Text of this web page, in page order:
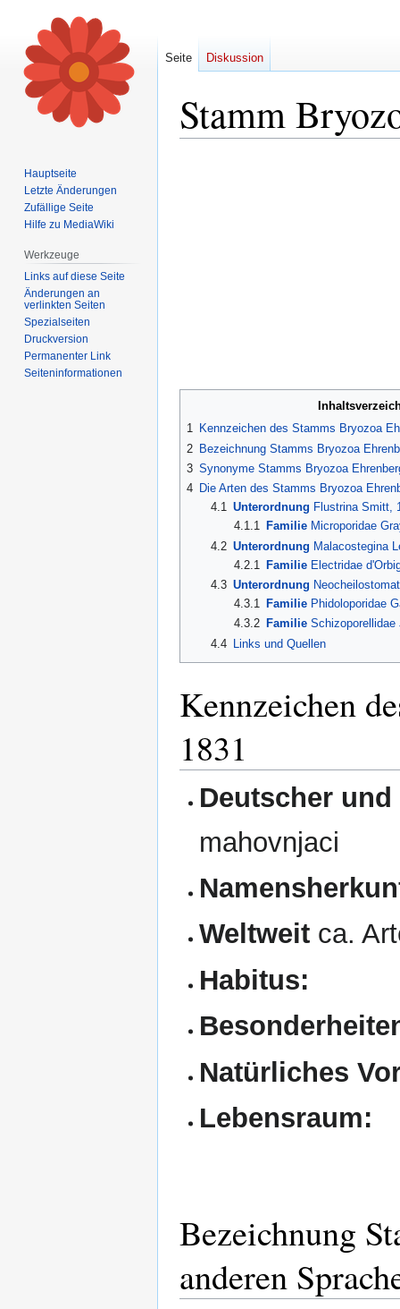
Stamm
1 Kennzeichen des Stamms Bryozoa
2 Bezeichnung Stamms Bryozoa
3 Synonyme Stamms Bryozoa
4 Die Arten des Stamms Bryozoa
4.1 Unterordnung Flustrina Smitt,
4.1.1 Familie Microporidae
4.2 Unterordnung Malacostegina
4.2.1
Familie Electridae
4.3 Unterordnung
4.3.1 Familie Phidoloporidae
4.3.2 Familie Schizoporellidae
4.4 Links und Quellen
Kennzeichen
1831
Deutscher
mahovnjaci
Weltweit ca.
Habitus:
Natürliches
Lebensraum:
Bezeichnung
anderen
Seite Diskussion
Hauptseite
Letzte Änderungen
Zufällige Seite
Hilfe zu MediaWiki
Werkzeuge
Links auf diese Seite
Änderungen an
verlinkten Seiten
Spezialseiten
Druckversion
Permanenter Link
Seiten­informationen